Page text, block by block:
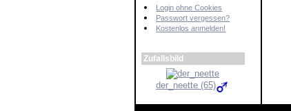
Login ohne Cookies
Passwort vergessen?
Kostenlos anmelden!
Zufallsbild
der_neette (65)